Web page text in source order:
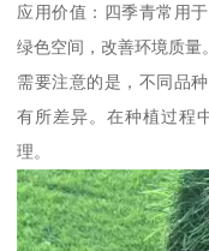
应用价值：四季青常用
绿色空间，改善环境质量。
需要注意的是，不同品
有所差异。在种植过程
理。